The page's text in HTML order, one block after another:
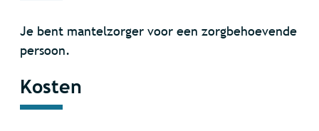
Je bent mantelzorger voor een zorgbehoevende
persoon.
Kosten